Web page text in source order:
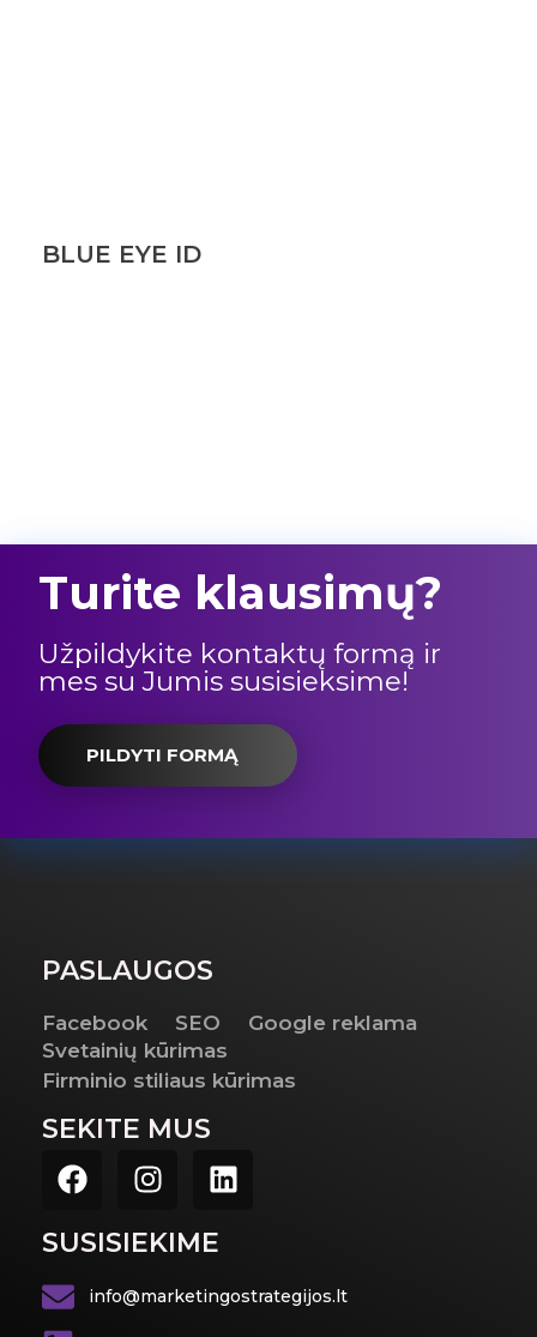
BLUE EYE ID
Turite klausimų?
Užpildykite kontaktų formą ir
mes su Jumis susisieksime!
PILDYTI FORMĄ
PASLAUGOS
Facebook SEO
Google reklama
Svetainių kūrimas
Firminio stiliaus kūrimas
SEKITE MUS
SUSISIEKIME
info@marketingostrategijos.lt